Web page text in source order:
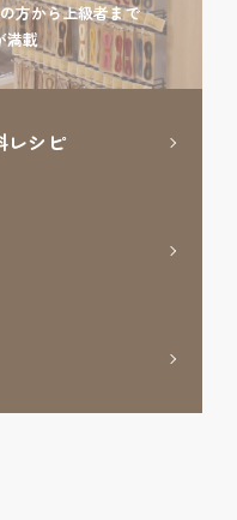
方から上級者まで
満載
レシピ